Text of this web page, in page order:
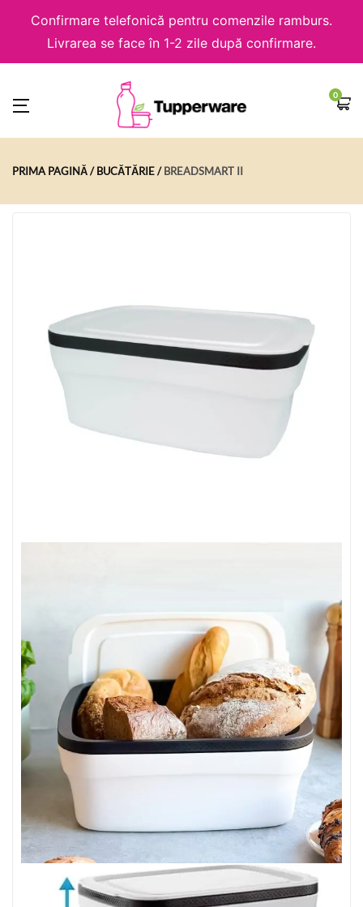
Confirmare telefonică pentru comenzile ramburs.
Livrarea se face în 1-2 zile după confirmare.
0
PRIMA PAGINĂ BUCĂTĂRIE BREADSMART II